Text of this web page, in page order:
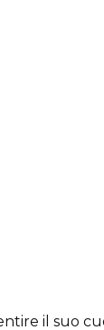
il suo